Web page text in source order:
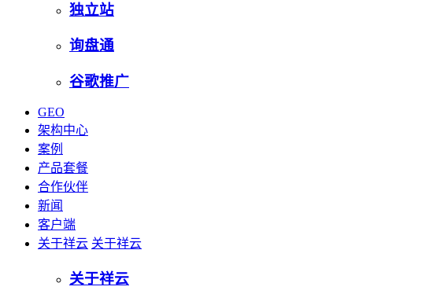
独立站
询盘通
谷歌推广
GEO
架构中心
案例
产品套餐
合作伙伴
新闻
客户端
关于祥云 关于祥云
关于祥云